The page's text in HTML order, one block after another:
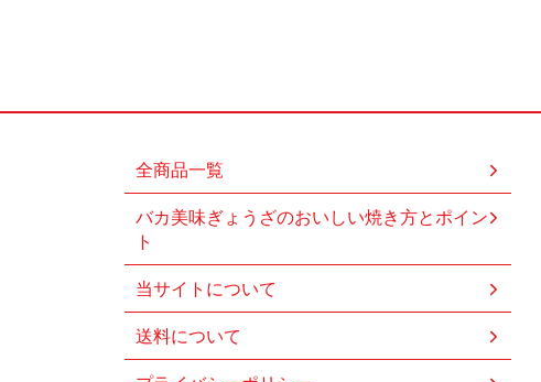
全商品一覧
バカ美味ぎょうざのおいしい焼き方とポイン
ト
当サイトについて
送料について